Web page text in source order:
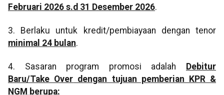
Februari 2026 s.d 31 Desember 2026.
3. Berlaku untuk kredit/pembiayaan dengan tenor
minimal 24 bulan.
4. Sasaran program promosi adalah
Debitur
Baru/Take Over dengan tujuan pemberian KPR &
NGM berupa: